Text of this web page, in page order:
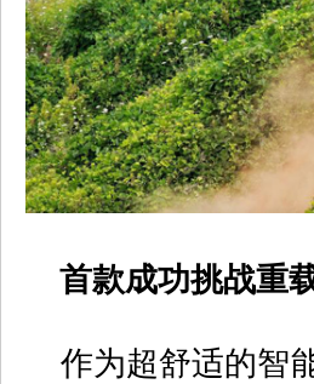
首款成功挑战重
作为超舒适的智